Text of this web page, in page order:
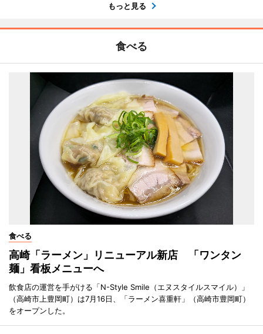
もっと見る
食べる
食べる
高崎「ラーメン」リニューアル新店 「ワンタン
麺」看板メニューへ
飲食店の運営を手がける「N-Style Smile（エヌスタイルスマイル）」
（高崎市上豊岡町）は7月16日、「ラーメン喜重軒」（高崎市豊岡町）
をオープンした。